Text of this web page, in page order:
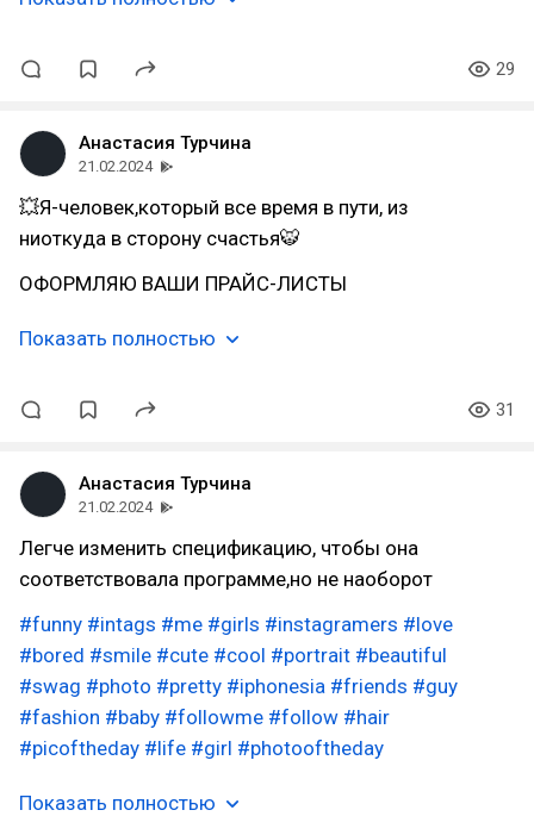
29
Анастасия Турчина
21.02.2024
💥Я-человек,который все время в пути, из
ниоткуда в сторону счастья🐯
ОФОРМЛЯЮ ВАШИ ПРАЙС-ЛИСТЫ
Показать полностью
31
Анастасия Турчина
21.02.2024
Легче изменить спецификацию, чтобы она
соответствовала программе,но не наоборот
#funny #intags #me #girls #instagramers #love
#bored #smile #cute #cool #portrait #beautiful
#swag #photo #pretty #iphonesia #friends #guy
#fashion #baby #followme #follow #hair
#picoftheday #life #girl #photooftheday
Показать полностью